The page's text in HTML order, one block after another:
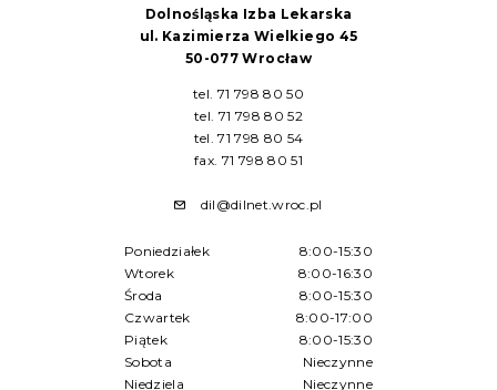
Dolnośląska Izba Lekarska
ul. Kazimierza Wielkiego 45
50-077 Wrocław
tel. 71 798 80 50
tel. 71 798 80 52
tel. 71 798 80 54
fax. 71 798 80 51
dil@dilnet.wroc.pl
Poniedziałek
8:00-15:30
Wtorek
8:00-16:30
Środa
8:00-15:30
Czwartek
8:00-17:00
Piątek
8:00-15:30
Sobota
Nieczynne
Niedziela
Nieczynne